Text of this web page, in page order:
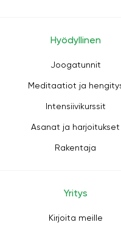
Hyödyllinen
Joogatunnit
Meditaatiot ja
Intensiivikurssit
Asanat ja harjoitukset
Rakentaja
Yritys
Kirjoita meille